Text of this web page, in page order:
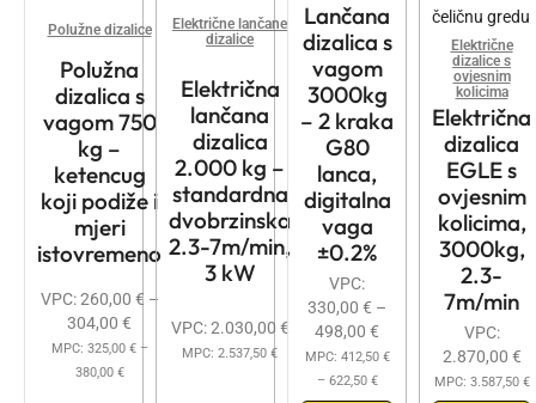
Polužne dizalice
Polužna
dizalica s
vagom 750
kg –
ketencug
koji podiže i
mjeri
istovremeno
VPC:260,00 € –
304,00 €
MPC: 325,00 €–
380,00 €
Električne lančane
dizalice
Električna
lančana
dizalica
2.000 kg –
standardna
dvobrzinska
2.3-7m/min,
3 kW
VPC:2.030,00 €
MPC: 2.537,50 €
Lančana
dizalica s
vagom
3000kg
– 2 kraka
G80
lanca,
digitalna
vaga
±0.2%
VPC:
330,00 € –
498,00 €
MPC: 412,50 €
– 622,50 €
Električne
dizalice s
ovjesnim
kolicima
Električna
dizalica
EGLE s
ovjesnim
kolicima,
3000kg,
2.3-
7m/min
VPC:
2.870,00 €
MPC: 3.587,50 €